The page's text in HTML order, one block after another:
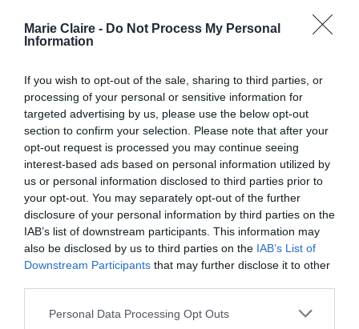
Marie Claire - Do Not Process My Personal
Information
If you wish to opt-out of the sale, sharing to third parties, or
processing of your personal or sensitive information for
targeted advertising by us, please use the below opt-out
section to confirm your selection. Please note that after your
opt-out request is processed you may continue seeing
interest-based ads based on personal information utilized by
us or personal information disclosed to third parties prior to
your opt-out. You may separately opt-out of the further
disclosure of your personal information by third parties on the
IAB’s list of downstream participants. This information may
also be disclosed by us to third parties on the IAB’s List of
Downstream Participants that may further disclose it to other
Personal Data Processing Opt Outs
και είστε ικανοποιημένοι με τις σκέψεις και τις
αποφάσεις σας. Ωστόσο, ανησυχείτε για μικρές
σε μεγαλύτερα πράγματα που μπορείτε να
κάνετε. Αντίθετα, όσοι είδαν πρώτα τα δύο
πρόσωπα προτιμούν να περνούν χρόνο με
άλλους ανθρώπους, ενώ έχουν ανάγκη τη
στήριξη και την ενθάρρυνση από τους γύρω
τους. Εστιάζετε περισσότερο στη μεγάλη εικόνα
και αφήνετε στην άκρη τα μικρά πράγματα».
Οι εικόνες με οπτικές ψευδαισθήσεις είναι πολύ
δημοφιλείς τελευταία στα social media με τους
χρήστες να δηλώνουν πως αρκετά συχνά τα